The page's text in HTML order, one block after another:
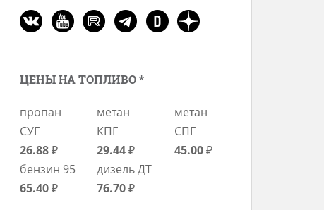
ЦЕНЫ НА ТОПЛИВО *
пропан
СУГ
26.88₽
метан
КПГ
29.44₽
метан
СПГ
45.00₽
бензин 95
65.40₽
дизель ДТ
76.70₽